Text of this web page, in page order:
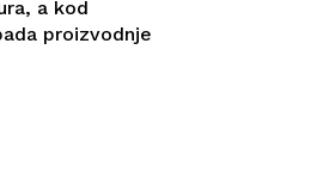
a kod
proizvodnje